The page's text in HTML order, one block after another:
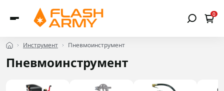
0
Инструмент Пневмоинструмент
Пневмоинструмент